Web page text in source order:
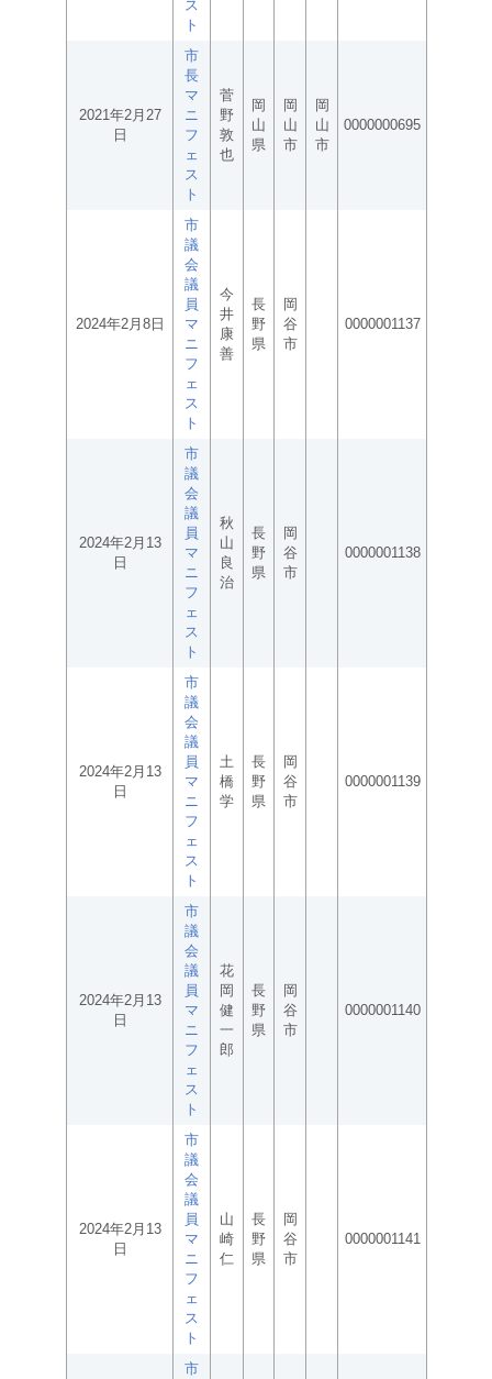
ス
ト
2021年2月27
日
市
長
マ
ニ
フ
ェ
ス
ト
菅
野
敦
也
岡
山
県
岡
山
市
岡
山
市
0000000695
2024年2月8日
市
議
会
議
員
マ
ニ
フ
ェ
ス
ト
今
井
康
善
長
野
県
岡
谷
市
0000001137
2024年2月13
日
市
議
会
議
員
マ
ニ
フ
ェ
ス
ト
秋
山
良
治
長
野
県
岡
谷
市
0000001138
2024年2月13
日
市
議
会
議
員
マ
ニ
フ
ェ
ス
ト
土
橋
学
長
野
県
岡
谷
市
0000001139
2024年2月13
日
市
議
会
議
員
マ
ニ
フ
ェ
ス
ト
花
岡
健
一
郎
長
野
県
岡
谷
市
0000001140
2024年2月13
日
市
議
会
議
員
マ
ニ
フ
ェ
ス
ト
山
崎
仁
長
野
県
岡
谷
市
0000001141
市